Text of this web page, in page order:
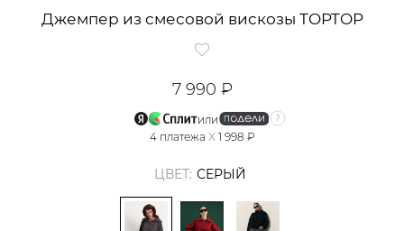
Джемпер из смесовой вискозы TOPTOP
7 990 ₽
или
4 платежа X 1 998 ₽
ЦВЕТ: СЕРЫЙ